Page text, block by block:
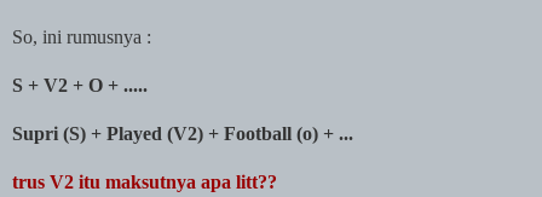
So, ini rumusnya :
S + V2 + O + .....
Supri (S) + Played (V2) + Football (o) + ...
trus V2 itu maksutnya apa litt??